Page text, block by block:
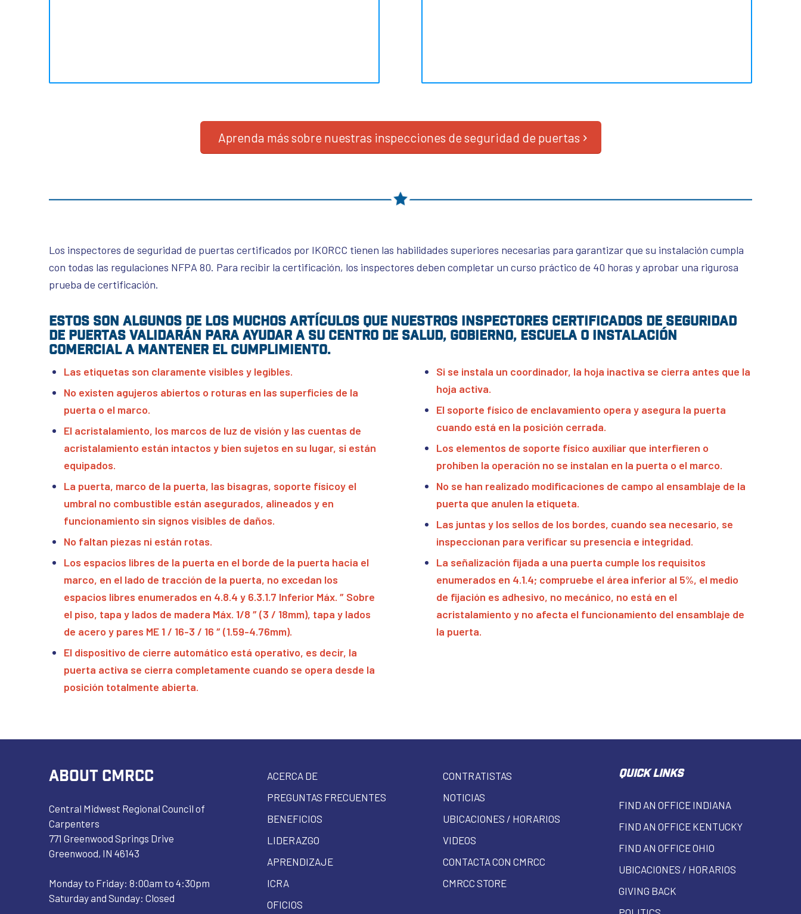
Aprenda más sobre nuestras inspecciones de seguridad de puertas
Los inspectores de seguridad de puertas certificados por IKORCC tienen las habilidades superiores necesarias para garantizar que su instalación cumpla
con todas las regulaciones NFPA 80. Para recibir la certificación, los inspectores deben completar un curso práctico de 40 horas y aprobar una rigurosa
prueba de certificación.
Estos son algunos de los muchos artículos que nuestros inspectores certificados de seguridad
de puertas validarán para ayudar a su centro de salud, gobierno, escuela o instalación
comercial a mantener el cumplimiento.
Las etiquetas son claramente visibles y legibles.
No existen agujeros abiertos o roturas en las superficies de la
puerta o el marco.
El acristalamiento, los marcos de luz de visión y las cuentas de
acristalamiento están intactos y bien sujetos en su lugar, si están
equipados.
La puerta, marco de la puerta, las bisagras, soporte físicoy el
umbral no combustible están asegurados, alineados y en
funcionamiento sin signos visibles de daños.
No faltan piezas ni están rotas.
Los espacios libres de la puerta en el borde de la puerta hacia el
marco, en el lado de tracción de la puerta, no excedan los
espacios libres enumerados en 4.8.4 y 6.3.1.7 Inferior Máx. ″ Sobre
el piso, tapa y lados de madera Máx. 1/8 ″ (3 / 18mm), tapa y lados
de acero y pares ME 1 / 16-3 / 16 ″ (1.59-4.76mm).
El dispositivo de cierre automático está operativo, es decir, la
puerta activa se cierra completamente cuando se opera desde la
posición totalmente abierta.
Si se instala un coordinador, la hoja inactiva se cierra antes que la
hoja activa.
El soporte físico de enclavamiento opera y asegura la puerta
cuando está en la posición cerrada.
Los elementos de soporte físico auxiliar que interfieren o
prohíben la operación no se instalan en la puerta o el marco.
No se han realizado modificaciones de campo al ensamblaje de la
puerta que anulen la etiqueta.
Las juntas y los sellos de los bordes, cuando sea necesario, se
inspeccionan para verificar su presencia e integridad.
La señalización fijada a una puerta cumple los requisitos
enumerados en 4.1.4; compruebe el área inferior al 5%, el medio
de fijación es adhesivo, no mecánico, no está en el
acristalamiento y no afecta el funcionamiento del ensamblaje de
la puerta.
ABOUT CMRCC
Central Midwest Regional Council of
Carpenters
771 Greenwood Springs Drive
Greenwood, IN 46143
Monday to Friday: 8:00am to 4:30pm
Saturday and Sunday: Closed
ACERCA DE
PREGUNTAS FRECUENTES
BENEFICIOS
LIDERAZGO
APRENDIZAJE
ICRA
OFICIOS
CONTRATISTAS
NOTICIAS
UBICACIONES / HORARIOS
VIDEOS
CONTACTA CON CMRCC
CMRCC STORE
QUICK LINKS
FIND AN OFFICE INDIANA
FIND AN OFFICE KENTUCKY
FIND AN OFFICE OHIO
UBICACIONES / HORARIOS
GIVING BACK